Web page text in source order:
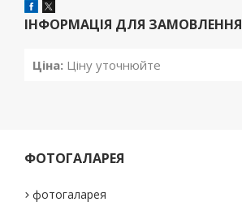
ІНФОРМАЦІЯ ДЛЯ ЗАМОВЛЕННЯ
Ціна: Ціну уточнюйте
ФОТОГАЛАРЕЯ
фотогаларея